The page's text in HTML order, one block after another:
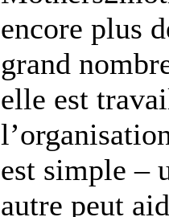
encore plus
grand
elle est
est simple –
autre peut